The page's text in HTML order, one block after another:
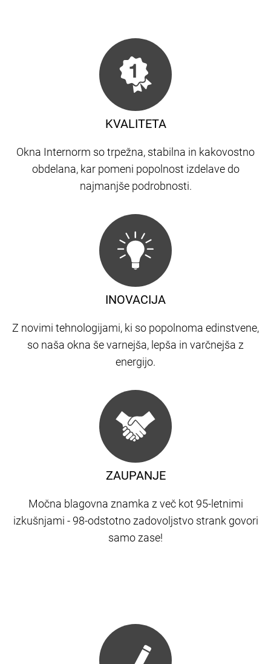
KVALITETA
Okna Internorm so trpežna, stabilna in kakovostno
obdelana, kar pomeni popolnost izdelave do
najmanjše podrobnosti.
ZAUPANJE
Močna blagovna znamka z več kot 95-letnimi
izkušnjami - 98-odstotno zadovoljstvo strank govori
samo zase!
INOVACIJA
Z novimi tehnologijami, ki so popolnoma edinstvene,
so naša okna še varnejša, lepša in varčnejša z
energijo.